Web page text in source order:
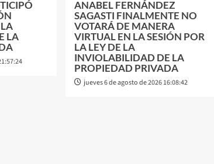
LA
ANABEL FERNÁNDEZ
SAGASTI FINALMENTE NO
VOTARÁ DE MANERA
VIRTUAL EN LA SESIÓN POR
LA LEY DE LA
INVIOLABILIDAD DE LA
PROPIEDAD PRIVADA
jueves 6 de agosto de 2026 16:08:42